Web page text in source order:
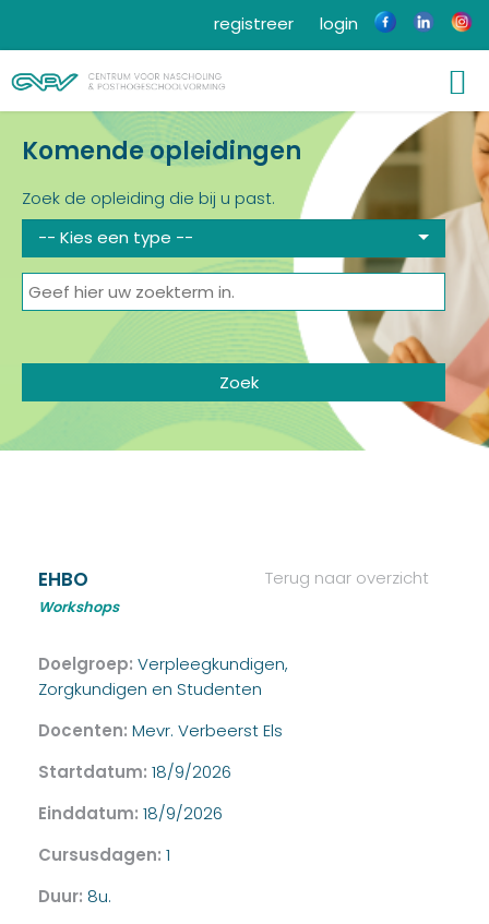
login
registreer
Komende opleidingen
Zoek de opleiding die bij u past.
-- Kies een type --
Terug naar overzicht
EHBO
Workshops
Doelgroep: Verpleegkundigen,
Zorgkundigen en Studenten
Docenten: Mevr. Verbeerst Els
Startdatum: 18/9/2026
Einddatum: 18/9/2026
Cursusdagen: 1
Duur: 8u.